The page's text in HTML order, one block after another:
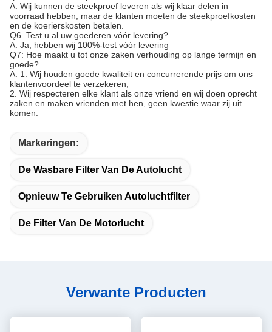
A: Wij kunnen de steekproef leveren als wij klaar delen in
voorraad hebben, maar de klanten moeten de steekproefkosten
en de koerierskosten betalen.
Q6. Test u al uw goederen vóór levering?
A: Ja, hebben wij 100%-test vóór levering
Q7: Hoe maakt u tot onze zaken verhouding op lange termijn en
goede?
A: 1. Wij houden goede kwaliteit en concurrerende prijs om ons
klantenvoordeel te verzekeren;
2. Wij respecteren elke klant als onze vriend en wij doen oprecht
zaken en maken vrienden met hen, geen kwestie waar zij uit
komen.
Markeringen:
De Wasbare Filter Van De Autolucht
Opnieuw Te Gebruiken Autoluchtfilter
De Filter Van De Motorlucht
Verwante Producten